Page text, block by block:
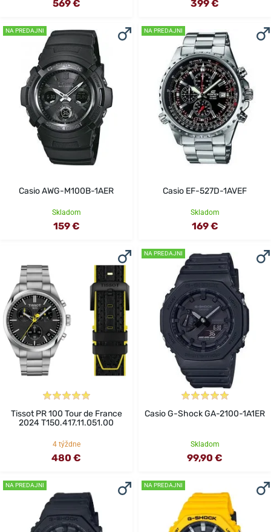
569 € 399 €
NA PREDAJNI
Casio AWG-M100B-1AER
Skladom
159 €
NA PREDAJNI
Casio EF-527D-1AVEF
Skladom
169 €
Tissot PR 100 Tour de France
2024 T150.417.11.051.00
4 týždne
480 €
NA PREDAJNI
Casio G-Shock GA-2100-1A1ER
Skladom
99,90 €
NA PREDAJNI NA PREDAJNI